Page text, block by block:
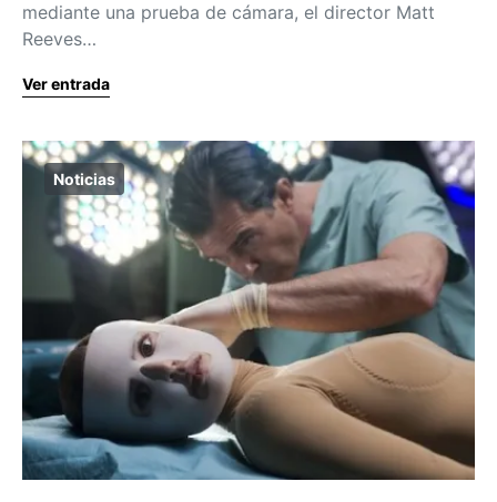
mediante una prueba de cámara, el director Matt
Reeves…
Ver entrada
Noticias